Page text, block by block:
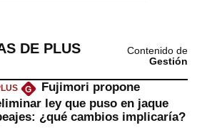
DE PLUS
Contenido de
Gestión
G
Fujimori propone
ley que puso en jaque
¿qué cambios implicaría?